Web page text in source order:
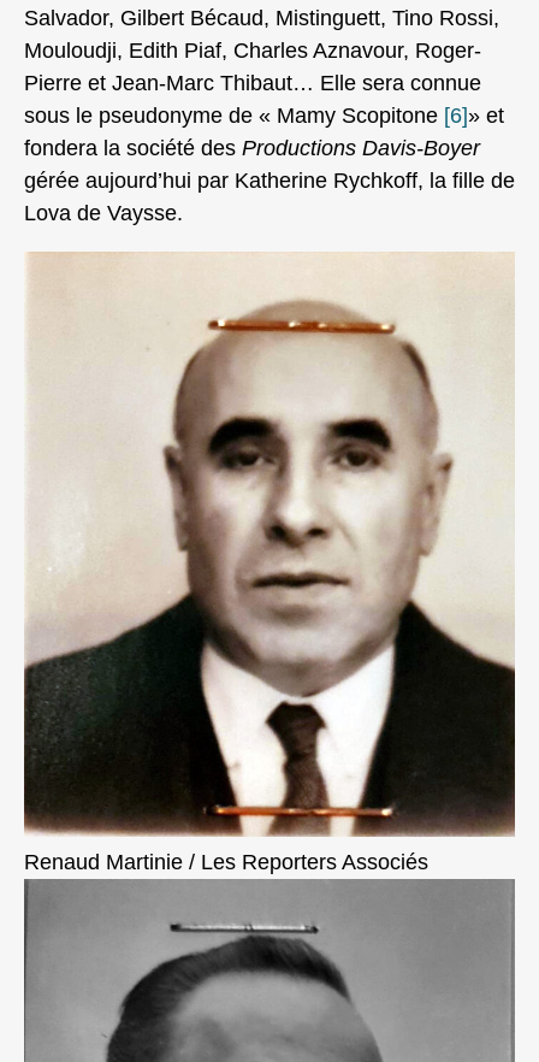
Salvador, Gilbert Bécaud, Mistinguett, Tino Rossi,
Mouloudji, Edith Piaf, Charles Aznavour, Roger-
Pierre et Jean-Marc Thibaut… Elle sera connue
sous le pseudonyme de « Mamy Scopitone [6]» et
fondera la société des Productions Davis-Boyer
gérée aujourd’hui par Katherine Rychkoff, la fille de
Lova de Vaysse.
Renaud Martinie / Les Reporters Associés